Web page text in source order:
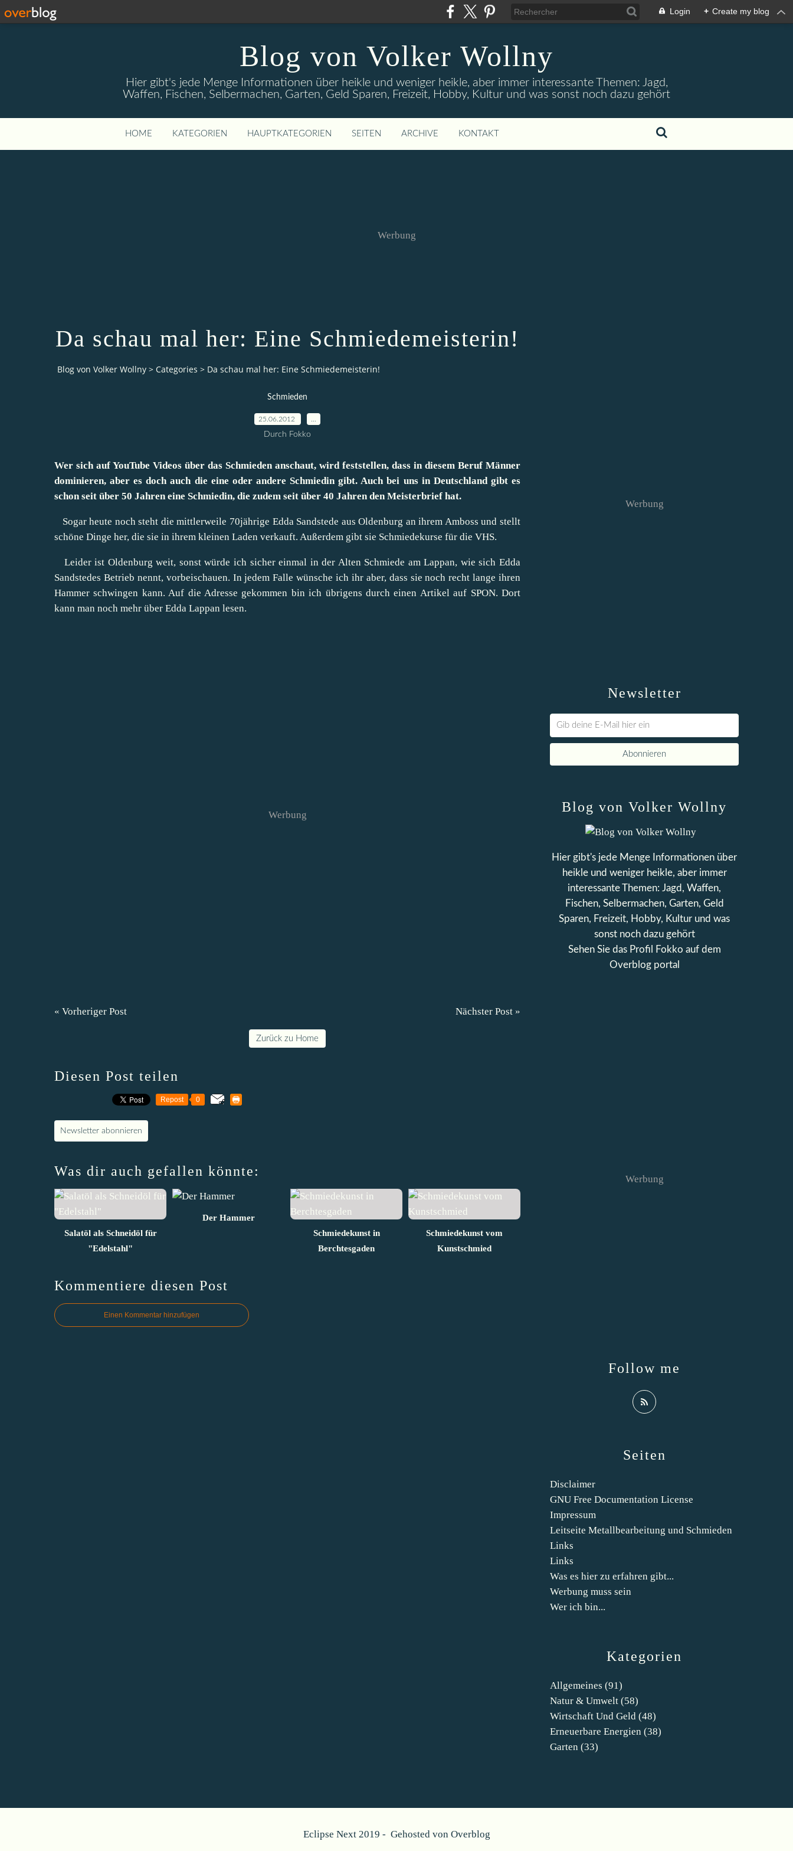
Login + Create my blog
Blog von Volker Wollny
Hier gibt's jede Menge Informationen über heikle und weniger heikle, aber immer interessante Themen: Jagd,
Waffen, Fischen, Selbermachen, Garten, Geld Sparen, Freizeit, Hobby, Kultur und was sonst noch dazu gehört
HOME KATEGORIEN HAUPTKATEGORIEN SEITEN ARCHIVE KONTAKT
Werbung
Da schau mal her: Eine Schmiedemeisterin!
Blog von Volker Wollny > Categories > Da schau mal her: Eine Schmiedemeisterin!
Schmieden
25.06.2012
Durch Fokko
Wer sich auf YouTube Videos über das Schmieden anschaut, wird feststellen, dass in diesem Beruf Männer
dominieren, aber es doch auch die eine oder andere Schmiedin gibt. Auch bei uns in Deutschland gibt es
schon seit über 50 Jahren eine Schmiedin, die zudem seit über 40 Jahren den Meisterbrief hat.
Sogar heute noch steht die mittlerweile 70jährige Edda Sandstede aus Oldenburg an ihrem Amboss und stellt
schöne Dinge her, die sie in ihrem kleinen Laden verkauft. Außerdem gibt sie Schmiedekurse für die VHS.
Leider ist Oldenburg weit, sonst würde ich sicher einmal in der Alten Schmiede am Lappan, wie sich Edda
Sandstedes Betrieb nennt, vorbeischauen. In jedem Falle wünsche ich ihr aber, dass sie noch recht lange ihren
Hammer schwingen kann. Auf die Adresse gekommen bin ich übrigens durch einen Artikel auf SPON. Dort
kann man noch mehr über Edda Lappan lesen.
Werbung
« Vorheriger Post Nächster Post »
Zurück zu Home
Diesen Post teilen
Repost 0
Newsletter abonnieren
Was dir auch gefallen könnte:
Salatöl als Schneidöl für
"Edelstahl"
Der Hammer
Schmiedekunst in
Berchtesgaden
Schmiedekunst vom
Kunstschmied
Kommentiere diesen Post
Einen Kommentar hinzufügen
Newsletter
Werbung
Kategorien
Allgemeines (91)
Natur & Umwelt (58)
Wirtschaft Und Geld (48)
Erneuerbare Energien (38)
Garten (33)
Seiten
Disclaimer
GNU Free Documentation License
Impressum
Leitseite Metallbearbeitung und Schmieden
Links
Links
Was es hier zu erfahren gibt...
Werbung muss sein
Wer ich bin...
Blog von Volker Wollny
Hier gibt's jede Menge Informationen über
heikle und weniger heikle, aber immer
interessante Themen: Jagd, Waffen,
Fischen, Selbermachen, Garten, Geld
Sparen, Freizeit, Hobby, Kultur und was
sonst noch dazu gehört
Sehen Sie das Profil
Fokko auf dem
Overblog portal
Follow me
Werbung
Eclipse Next 2019 - Gehosted von Overblog